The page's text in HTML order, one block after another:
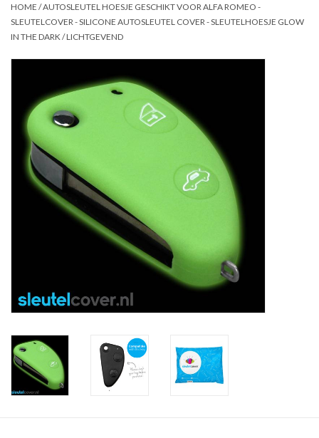
Contact
HOME /AUTOSLEUTEL HOESJE GESCHIKT VOOR ALFA ROMEO -
SLEUTELCOVER - SILICONE AUTOSLEUTEL COVER - SLEUTELHOESJE GLOW
IN THE DARK / LICHTGEVEND